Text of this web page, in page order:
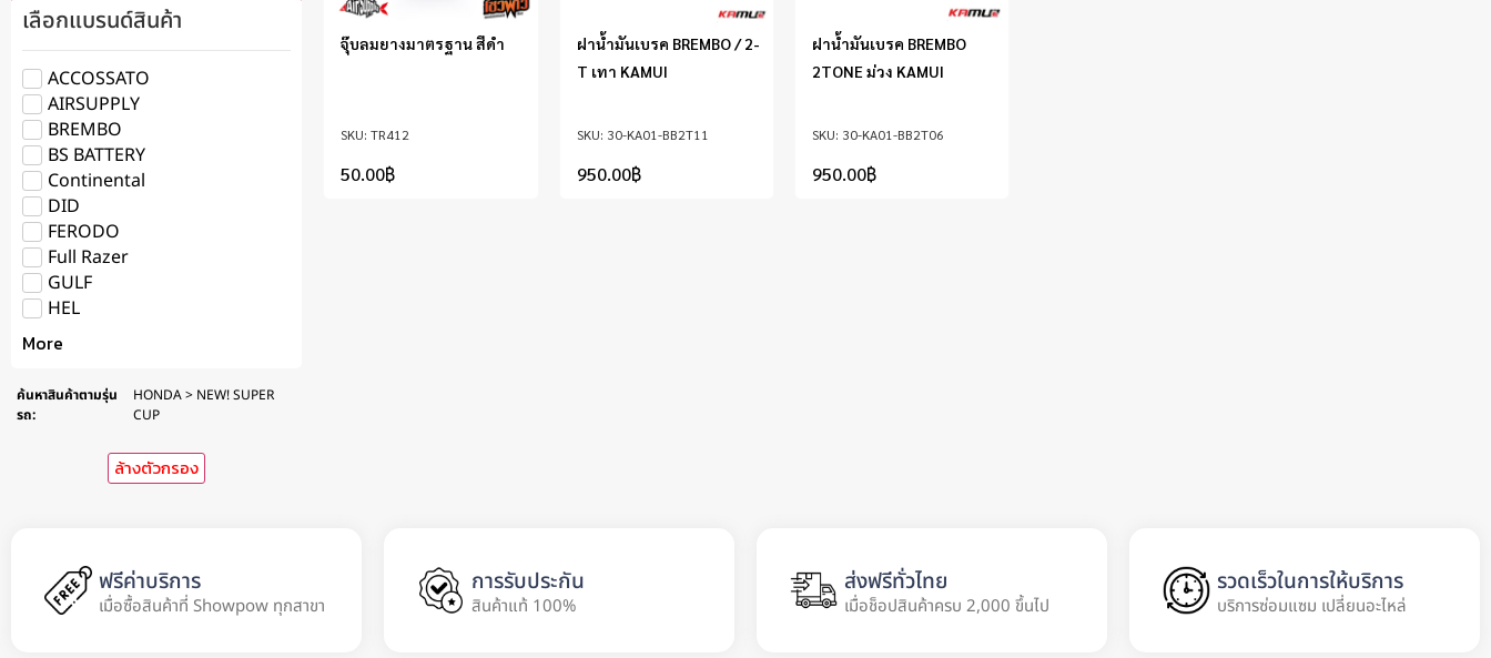
เลือกแบรนด์สินค้า
ACCOSSATO
AIRSUPPLY
BREMBO
BS BATTERY
Continental
DID
FERODO
Full Razer
GULF
HEL
More
ค้นหาสินค้าตามรุ่น
รถ:
HONDA > NEW! SUPER
CUP
ล้างตัวกรอง
TR412
จุ๊บลมยางมาตรฐาน สีดำ
50.00฿
30-KA01-BB2T11
ฝาน้ำมันเบรค BREMBO / 2-
T เทา KAMUI
950.00฿
30-KA01-BB2T06
ฝาน้ำมันเบรค BREMBO
2TONE ม่วง KAMUI
950.00฿
ฟรีค่าบริการ
เมื่อซื้อสินค้าที่ Showpow ทุกสาขา
การรับประกัน
สินค้าแท้ 100%
ส่งฟรีทั่วไทย
เมื่อช็อปสินค้าครบ 2,000 ขึ้นไป
รวดเร็วในการให้บริการ
บริการซ่อมแซม เปลี่ยนอะไหล่